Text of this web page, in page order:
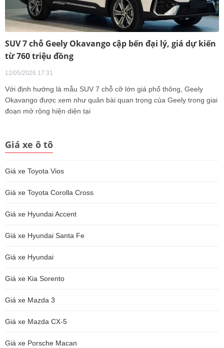
SUV 7 chỗ Geely Okavango cập bến đại lý, giá dự kiến
từ 760 triệu đồng
12/05/2026 17:31
Với định hướng là mẫu SUV 7 chỗ cỡ lớn giá phổ thông, Geely
Okavango được xem như quân bài quan trọng của Geely trong giai
đoạn mở rộng hiện diện tại
Giá xe ô tô
Giá xe Toyota Vios
Giá xe Toyota Corolla Cross
Giá xe Hyundai Accent
Giá xe Hyundai Santa Fe
Giá xe Hyundai
Giá xe Kia Sorento
Giá xe Mazda 3
Giá xe Mazda CX-5
Giá xe Porsche Macan